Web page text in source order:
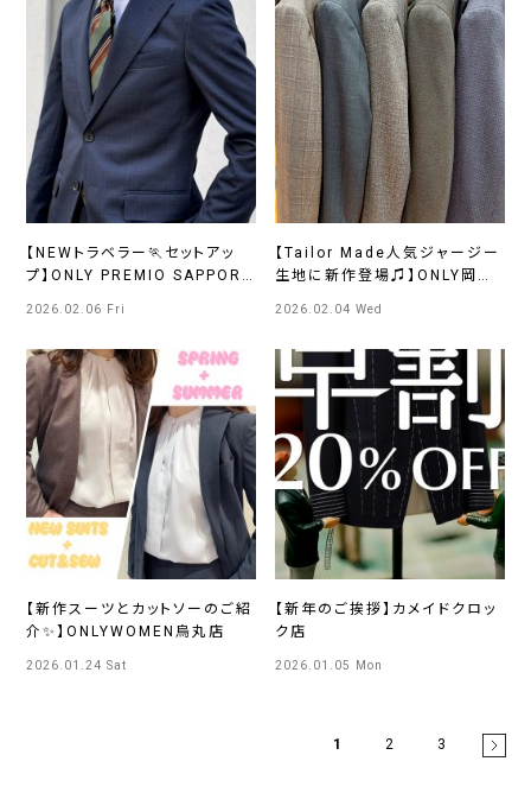
【NEWトラベラー🏃セットアッ
プ】ONLY PREMIO SAPPORO
2026.02.06 Fri
【Tailor Made人気ジャージー
生地に新作登場♫】ONLY岡山
2026.02.04 Wed
【新作スーツとカットソーのご紹
介✨】ONLYWOMEN烏丸店
2026.01.24 Sat
【新年のご挨拶】カメイドクロッ
ク店
2026.01.05 Mon
1 2 3